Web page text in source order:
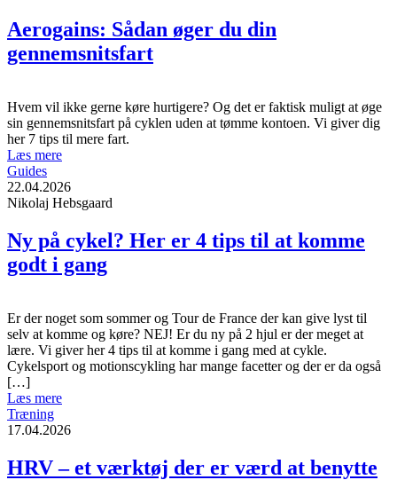
Aerogains: Sådan øger du din
gennemsnitsfart
Hvem vil ikke gerne køre hurtigere? Og det er faktisk muligt at øge
sin gennemsnitsfart på cyklen uden at tømme kontoen. Vi giver dig
her 7 tips til mere fart.
Læs mere
Guides
22.04.2026
Nikolaj Hebsgaard
Ny på cykel? Her er 4 tips til at komme
godt i gang
Er der noget som sommer og Tour de France der kan give lyst til
selv at komme og køre? NEJ! Er du ny på 2 hjul er der meget at
lære. Vi giver her 4 tips til at komme i gang med at cykle.
Cykelsport og motionscykling har mange facetter og der er da også
[…]
Læs mere
Træning
17.04.2026
HRV – et værktøj der er værd at benytte